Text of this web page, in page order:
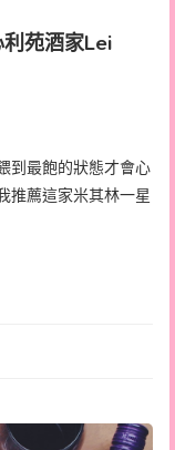
苑酒家Lei
到最飽的狀態才會心
推薦這家米其林一星